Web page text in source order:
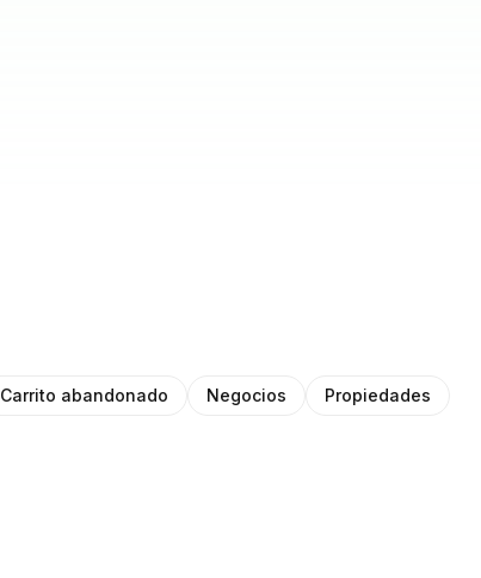
Carrito abandonado Negocios
Propiedades